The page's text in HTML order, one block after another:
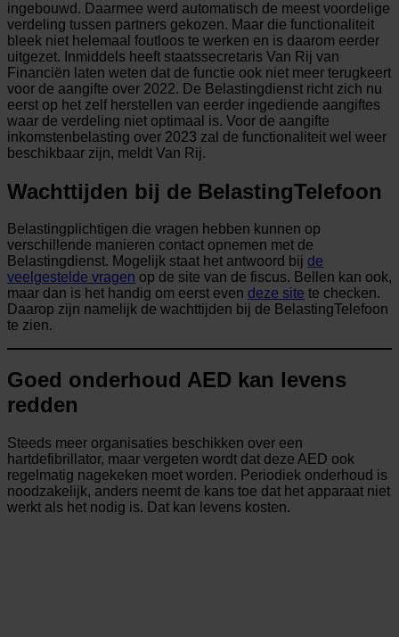
ingebouwd. Daarmee werd automatisch de meest voordelige
verdeling tussen partners gekozen. Maar die functionaliteit
bleek niet helemaal foutloos te werken en is daarom eerder
uitgezet. Inmiddels heeft staatssecretaris Van Rij van
Financiën laten weten dat de functie ook niet meer terugkeert
voor de aangifte over 2022. De Belastingdienst richt zich nu
eerst op het zelf herstellen van eerder ingediende aangiftes
waar de verdeling niet optimaal is. Voor de aangifte
inkomstenbelasting over 2023 zal de functionaliteit wel weer
beschikbaar zijn, meldt Van Rij.
Wachttijden bij de BelastingTelefoon
Belastingplichtigen die vragen hebben kunnen op
verschillende manieren contact opnemen met de
Belastingdienst. Mogelijk staat het antwoord bij de
veelgestelde vragen op de site van de fiscus. Bellen kan ook,
maar dan is het handig om eerst even deze site te checken.
Daarop zijn namelijk de wachttijden bij de BelastingTelefoon
te zien.
Goed onderhoud AED kan levens
redden
Steeds meer organisaties beschikken over een
hartdefibrillator, maar vergeten wordt dat deze AED ook
regelmatig nagekeken moet worden. Periodiek onderhoud is
noodzakelijk, anders neemt de kans toe dat het apparaat niet
werkt als het nodig is. Dat kan levens kosten.